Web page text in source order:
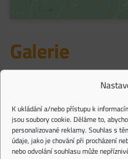
K ukládání a/nebo přístupu k
jsou soubory cookie. Děláme to,
personalizované reklamy. Souhlas s
údaje, jako je chování při procházení
nebo odvolání souhlasu může
Galerie
Prohlédněte si nemovitost